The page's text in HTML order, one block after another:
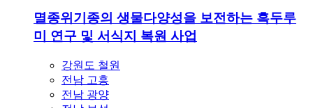
전남 광양
전남 보성
전남 순천
충남 서산
멸종위기종
생물다양성